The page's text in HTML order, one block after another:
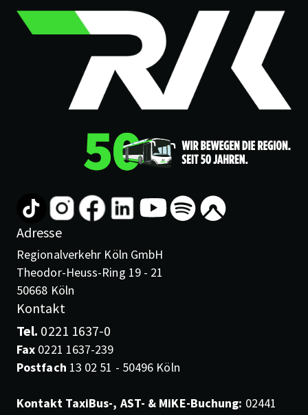
Adresse
Regionalverkehr Köln GmbH
Theodor-Heuss-Ring 19 - 21
50668 Köln
Kontakt
Tel. 0221 1637-0
Fax 0221 1637-239
Postfach 13 02 51 - 50496 Köln
Kontakt TaxiBus-, AST- & MiKE-Buchung: 02441